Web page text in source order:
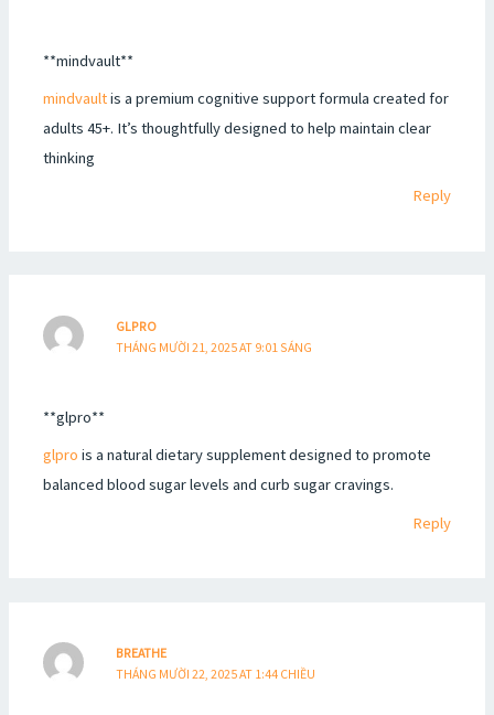
** mindvault**
mindvaultis a premium cognitive support formula created for
adults 45+. It’s thoughtfully designed to help maintain clear
thinking
Reply
GLPRO
THÁNG MƯỜI 21, 2025 AT 9:01 SÁNG
** glpro**
glpro is a natural dietary supplement designed to promote
balanced blood sugar levels and curb sugar cravings.
Reply
BREATHE
THÁNG MƯỜI 22, 2025 AT 1:44 CHIỀU